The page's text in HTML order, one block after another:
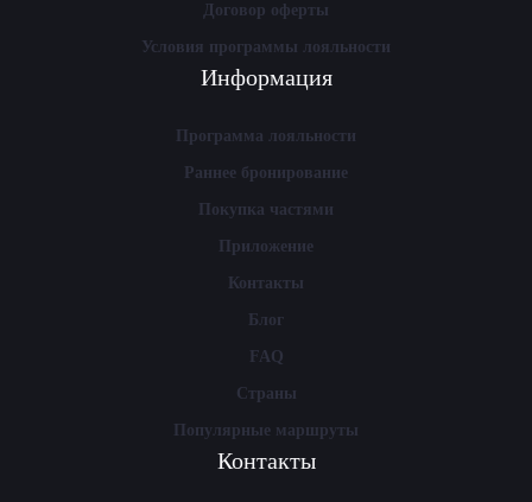
Договор оферты
Условия программы лояльности
Информация
Программа лояльности
Раннее бронирование
Покупка частями
Приложение
Контакты
Блог
FAQ
Страны
Популярные маршруты
Контакты